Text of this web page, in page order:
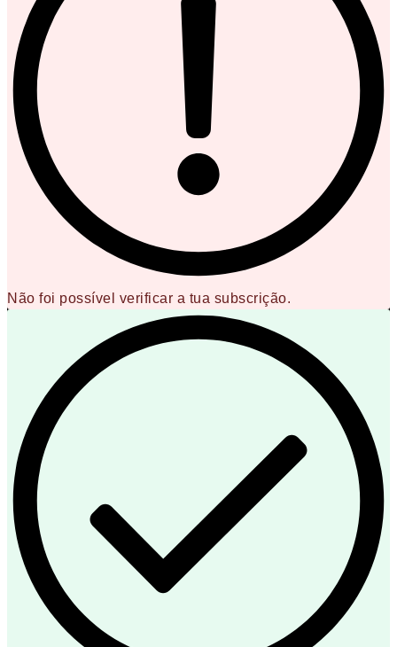
Não foi possível verificar a tua subscrição.